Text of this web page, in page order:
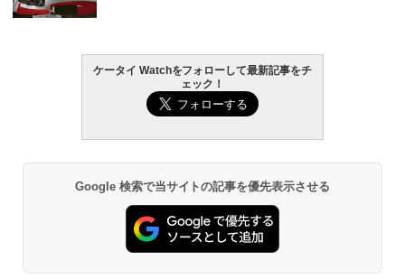
ケータイ Watchをフォローして最新記事をチ
ェック！
Google 検索で当サイトの記事を優先表示させる